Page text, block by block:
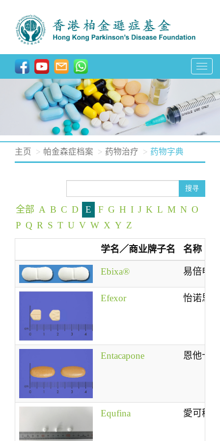
T
o
g
g
e
a
i
o
n
主页 帕金森症档案 药物治疗 药物字典
搜寻
全部 A B C D E F G H I J K L M N O
P Q R S T U V W X Y Z
学名／商业牌子名 名称
Ebixa® 易倍申
Efexor 怡诺思
Entacapone 恩他卡朋
Equfina 愛可穩